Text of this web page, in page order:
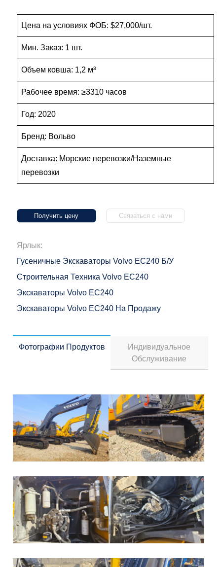
Цена на условиях ФОБ: $27,000/шт.
Мин. Заказ: 1 шт.
Объем ковша: 1,2 м³
Рабочее время: ≥3310 часов
Год: 2020
Бренд: Вольво
Доставка: Морские перевозки/Наземные
перевозки
Получить цену Связаться с нами
Ярлык:
Гусеничные Экскаваторы Volvo EC240 Б/у
Строительная Техника Volvo EC240
Экскаваторы Volvo EC240
Экскаваторы Volvo EC240 На Продажу
Фотографии Продуктов
Индивидуальное
Обслуживание